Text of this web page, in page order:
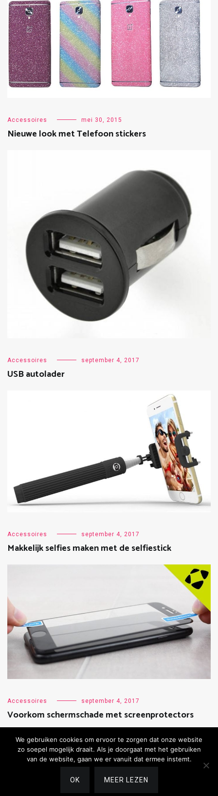
Accessoires mei 30, 2015
Nieuwe look met Telefoon stickers
Accessoires september 4, 2017
USB autolader
Accessoires september 4, 2017
Makkelijk selfies maken met de selfiestick
Accessoires september 4, 2017
Voorkom schermschade met screenprotectors
Copyright 2019 PhoneGeek.Contact.
We gebruiken cookies om ervoor te zorgen dat onze website
zo soepel mogelijk draait. Als je doorgaat met het gebruiken
van de website, gaan we er vanuit dat ermee instemt.
OK MEER LEZEN